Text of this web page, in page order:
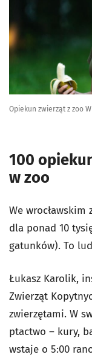
Opiekun zwierząt z zoo
100
w zoo
We
dla ponad 10
gatunków). To
Łukasz Karolik,
Zwierząt
zwierzętami. W
ptactwo – kury,
wstaje o 5:00